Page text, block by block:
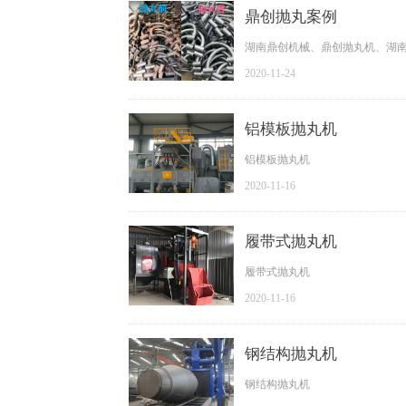
鼎创抛丸案例
湖南鼎创机械、鼎创抛丸机、湖
2020-11-24
铝模板抛丸机
铝模板抛丸机
2020-11-16
履带式抛丸机
履带式抛丸机
2020-11-16
钢结构抛丸机
钢结构抛丸机